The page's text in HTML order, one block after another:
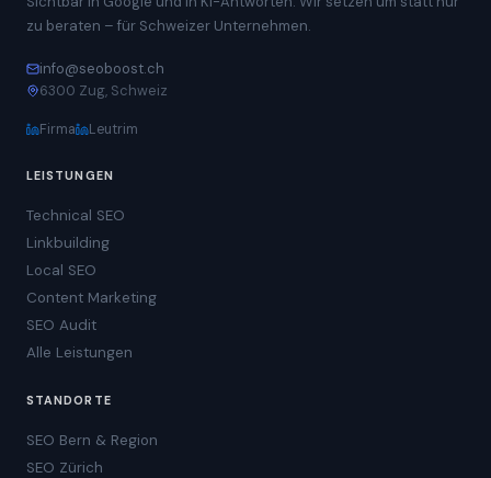
zu beraten – für Schweizer Unternehmen.
info@seoboost.ch
6300 Zug, Schweiz
Firma Leutrim
LEISTUNGEN
Technical SEO
Linkbuilding
Local SEO
Content Marketing
SEO Audit
Alle Leistungen
STANDORTE
SEO Bern & Region
SEO Zürich